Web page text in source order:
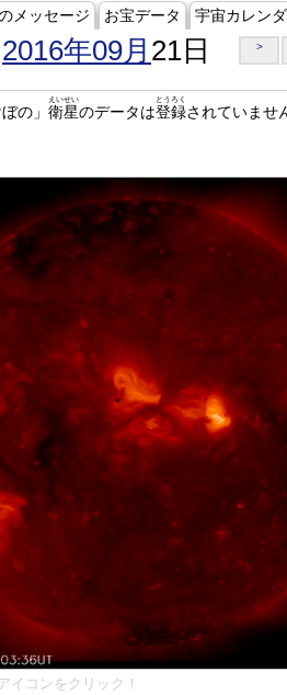
メッセージ お宝データ 宇宙カレン
2016年09月 21日 >
の」 衛星
えいせい
のデータは登録
とうろく
されていませ
イコンをクリック！